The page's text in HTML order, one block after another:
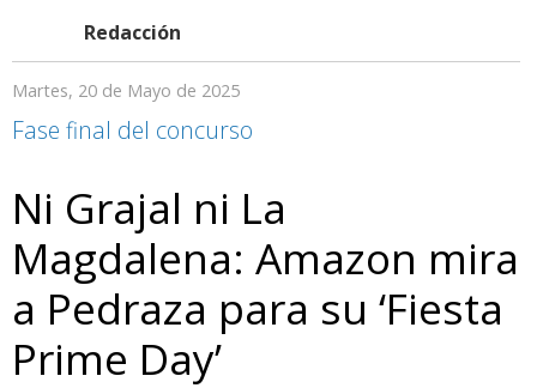
Redacción
Martes, 20 de Mayo de 2025
Fase final del concurso
Ni Grajal ni La
Magdalena: Amazon mira
a Pedraza para su ‘Fiesta
Prime Day’